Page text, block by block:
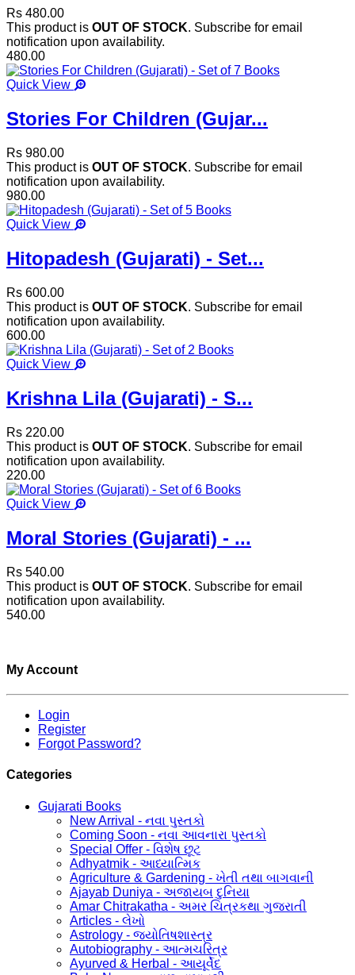
Rs 480.00
This product is OUT OF STOCK. Subscribe for email
notification upon availability.
480.00
Quick View
Stories For Children (Gujar...
Rs 980.00
This product is OUT OF STOCK. Subscribe for email
notification upon availability.
980.00
Quick View
Hitopadesh (Gujarati) - Set...
Rs 600.00
This product is OUT OF STOCK. Subscribe for email
notification upon availability.
600.00
Quick View
Krishna Lila (Gujarati) - S...
Rs 220.00
This product is OUT OF STOCK. Subscribe for email
notification upon availability.
220.00
Quick View
Moral Stories (Gujarati) - ...
Rs 540.00
This product is OUT OF STOCK. Subscribe for email
notification upon availability.
540.00
My Account
Login
Register
Forgot Password?
Categories
Gujarati Books
New Arrival - નવા પુસ્તકો
Coming Soon - નવા આવનારા પુસ્તકો
Special Offer - વિશેષ છૂટ
Adhyatmik - આધ્યાત્મિક
Agriculture & Gardening - ખેતી તથા બાગવાની
Ajayab Duniya - અજાયબ દુનિયા
Amar Chitrakatha - અમર ચિત્રકથા ગુજરાતી
Articles - લેખો
Astrology - જ્યોતિષશાસ્ત્ર
Autobiography - આત્મચરિત્ર
Ayurved & Herbal - આયૂર્વેદ